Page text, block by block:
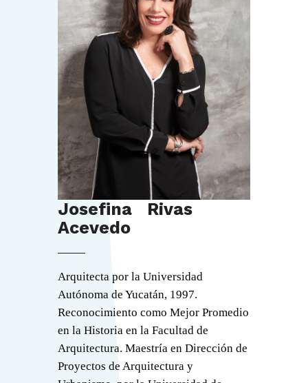
Josefina Rivas
Acevedo
Arquitecta por la Universidad
Autónoma de Yucatán, 1997.
Reconocimiento como Mejor Promedio
en la Historia en la Facultad de
Arquitectura. Maestría en Dirección de
Proyectos de Arquitectura y